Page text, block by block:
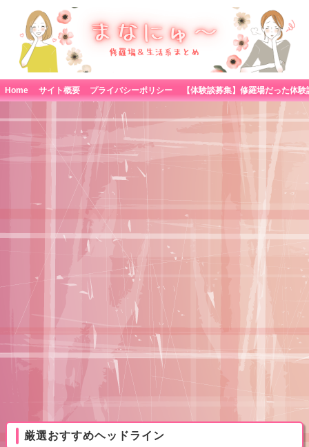
Home サイト概要 プライバシーポリシー
厳選おすすめヘッドライン